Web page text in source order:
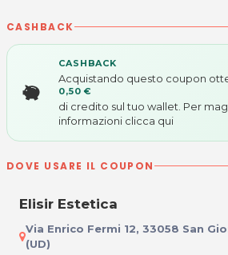
CASHBACK
CASHBACK
Acquistando questo coupon
0,50 €
di credito sul tuo wallet. Per
informazioni clicca qui
DOVE USARE IL COUPON
Elisir Estetica
Via Enrico Fermi 12, 33058 San
(UD)